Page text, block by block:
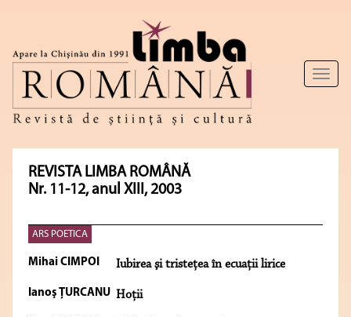
Toggle
REVISTA LIMBA ROMÂNĂ
Nr. 11-12, anul XIII, 2003
ARS POETICA
Mihai CIMPOI Iubirea şi tristeţea în ecuaţii lirice
Ianoş ŢURCANU Hoţii